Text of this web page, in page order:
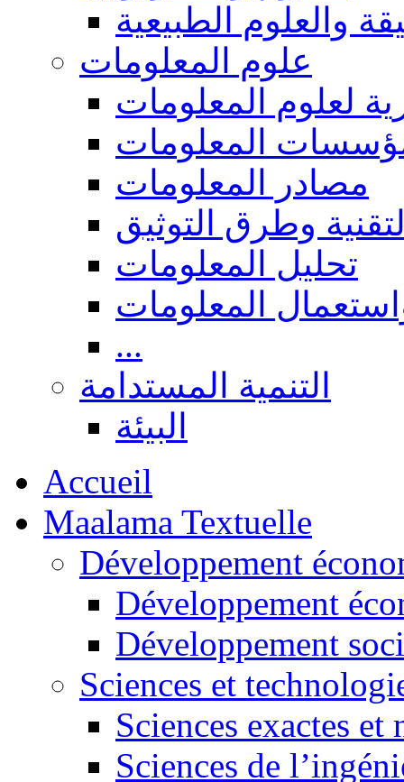
والعلوم الطبيعية
علوم المعلومات
لعلوم المعلومات
المعلومات
مصادر المعلومات
وطرق التوثيق
تحليل المعلومات
المعلومات
...
التنمية المستدامة
البيئة
Accueil
Maalama Textuelle
Développement
Développement
Développement
Sciences et
Sciences exactes et
Sciences de